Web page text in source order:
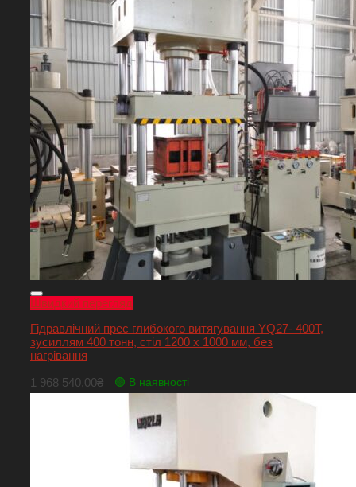
Швидкий перегляд
Гідравлічний прес глибокого витягування YQ27- 400T,
зусиллям 400 тонн, стіл 1200 х 1000 мм, без
нагрівання
1 968 540,00₴ 🟢 В наявності